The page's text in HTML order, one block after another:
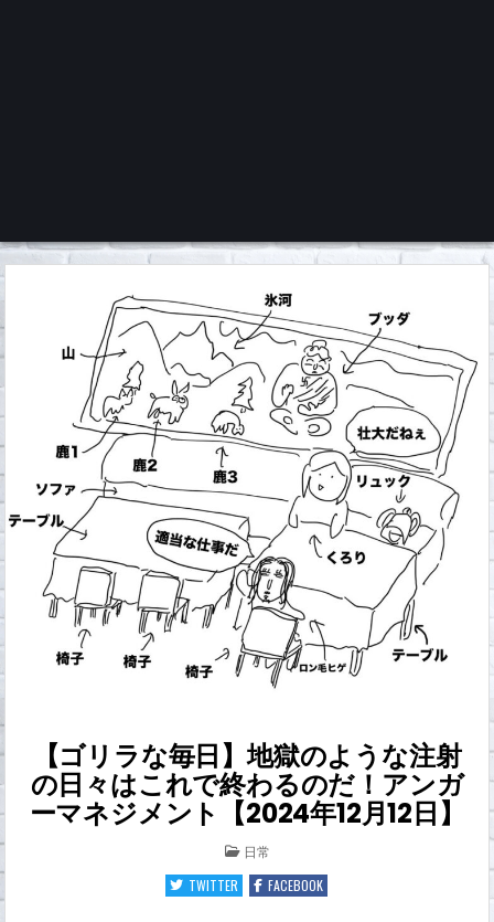
くろチャンネル
【ゴリラな毎日】地獄のような注射
の日々はこれで終わるのだ！アンガ
ーマネジメント【2024年12月12日】
POSTED
IN
日常
TWITTER
FACEBOOK